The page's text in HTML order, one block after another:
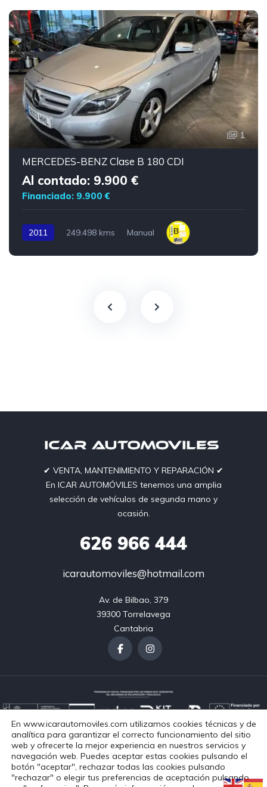
1
MERCEDES-BENZ Clase B 180 CDI
Al contado: 9.900 €
Financiado: 9.900 €
2011 249.498 kms Manual
✔︎ VENTA, MANTENIMIENTO Y REPARACIÓN ✔︎
En ICAR AUTOMÓVILES tenemos una amplia
selección de vehículos de segunda mano y
ocasión.
626 966 444
icarautomoviles@hotmail.com
Av. de Bilbao, 379
39300 Torrelavega
Cantabria
Aviso LegalPolítica de PrivacidadPolítica de Cookies
Accesibilidad
En www.icarautomoviles.com utilizamos cookies técnicas y de
analítica para garantizar el correcto funcionamiento del sitio
web y ofrecerte la mejor experiencia en nuestros servicios y
navegación web. Puedes aceptar estas cookies pulsando el
botón "aceptar", rechazar todas las cookies pulsando
"rechazar" o elegir tus preferencias de aceptación pulsando